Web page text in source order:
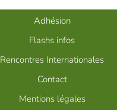
Adhésion
Flashs infos
Rencontres Internationales
Contact
Mentions légales